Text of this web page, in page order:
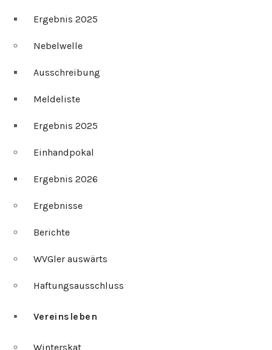
Ergebnis 2025
Nebelwelle
Ausschreibung
Meldeliste
Ergebnis 2025
Einhandpokal
Ergebnis 2026
Ergebnisse
Berichte
WVGler auswärts
Haftungsausschluss
Vereinsleben
Winterskat